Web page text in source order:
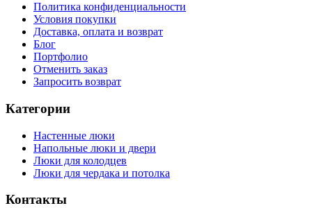
Политика конфиденциальности
Условия покупки
Доставка, оплата и возврат
Блог
Портфолио
Отменить заказ
Запросить возврат
Категории
Настенные люки
Напольные люки и двери
Люки для колодцев
Люки для чердака и потолка
Контакты